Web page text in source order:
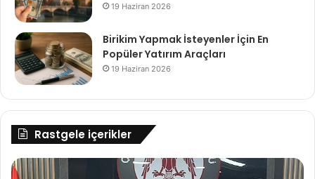
19 Haziran 2026
Birikim Yapmak İsteyenler İçin En
Popüler Yatırım Araçları
19 Haziran 2026
Rastgele içerikler
Fuzul,